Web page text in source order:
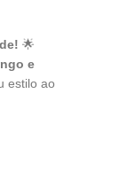
🌟
e
estilo ao